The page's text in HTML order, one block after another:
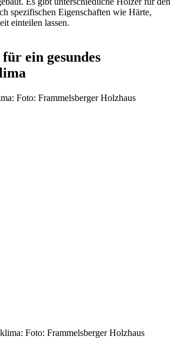
spezifischen Eigenschaften wie Härte,
einteilen lassen.
ein gesundes
Foto: Frammelsberger Holzhaus